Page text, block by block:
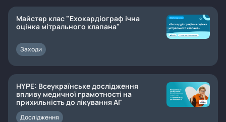
Майстер клас "Ехокардіограф ічна
оцінка мітрального клапана"
Заходи
HYPE: Всеукраїнське дослідження
впливу медичної грамотності на
прихильність до лікування АГ
Дослідження